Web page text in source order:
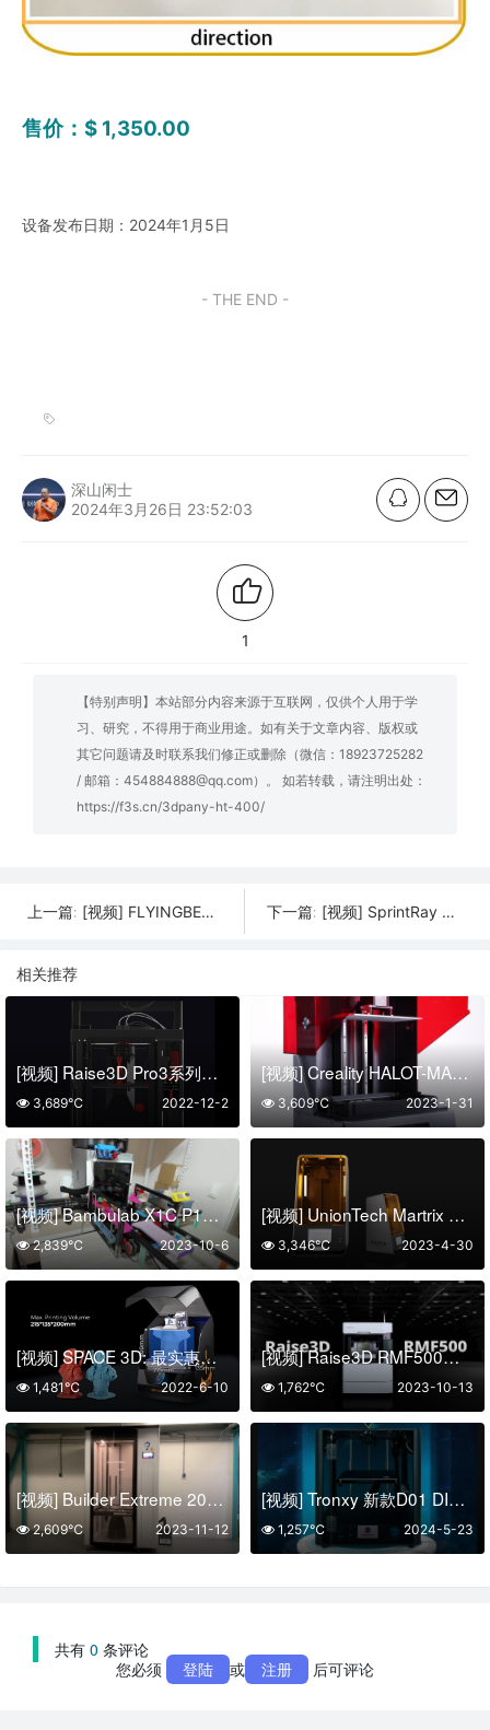
售价：$ 1,350.00
设备发布日期：2024年1月5日
- THE END -
深山闲士
2024年3月26日 23:52:03
1
【特别声明】本站部分内容来源于互联网，仅供个人用于学
习、研究，不得用于商业用途。如有关于文章内容、版权或
其它问题请及时联系我们修正或删除（微信：18923725282
/ 邮箱：454884888@qq.com）。 如若转载，请注明出处：
https://f3s.cn/3dpany-ht-400/
上一篇: [视频] FLYINGBEAR S1 3D打印机拆箱和组装 下一篇: [视频] SprintRay Pro S齿科3D打印机：每个细节都专为牙科定制
相关推荐
[视频] Raise3D Pro3系列专业双挤出机3D打印机
2022-12-2
3,689℃
[视频] Creality HALOT-MAX 专业级大尺寸LCD光固化3D打印机
2023-1-31
3,609℃
[视频] Bambulab X1C P1S P1P自动化转载、换版装置v2.0 (Klipper)
2023-10-6
2,839℃
[视频] UnionTech Martrix 520 高精度 AHEC 面曝光技术光固化3D打印机
2023-4-30
3,346℃
[视频] SPACE 3D: 最实惠的 10.1″ LCD光固化 3D打印机
2022-6-10
1,481℃
[视频] Raise3D RMF500：具有高速高精度和高生产率的工业FFF3D打印机
2023-10-13
1,762℃
[视频] Builder Extreme 2000 PRO工业级大幅面FDM 3D打印机
2023-11-12
2,609℃
[视频] Tronxy 新款D01 DIY 3D打印机开箱组装调试
2024-5-23
1,257℃
共有 0 条评论
您必须 登陆 或 注册 后可评论